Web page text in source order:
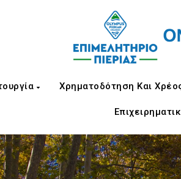
Χρηματοδότηση Και